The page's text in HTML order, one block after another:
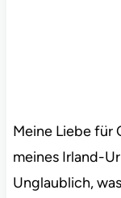
Meine Liebe für
meines Irland-
Unglaublich,